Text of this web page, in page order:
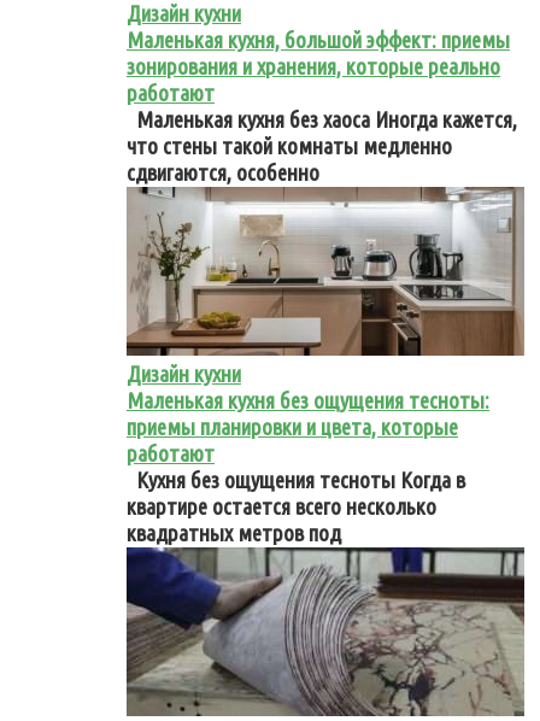
Дизайн кухни
Маленькая кухня, большой эффект: приемы
зонирования и хранения, которые реально
работают
Маленькая кухня без хаоса Иногда кажется,
что стены такой комнаты медленно
сдвигаются, особенно
Дизайн кухни
Маленькая кухня без ощущения тесноты:
приемы планировки и цвета, которые
работают
Кухня без ощущения тесноты Когда в
квартире остается всего несколько
квадратных метров под